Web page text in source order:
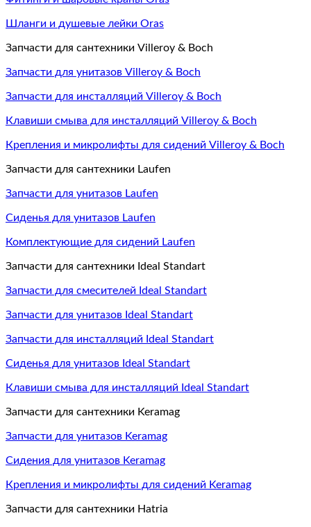
Шланги и душевые лейки Oras
Запчасти для сантехники Villeroy & Boch
Запчасти для унитазов Villeroy & Boch
Запчасти для инсталляций Villeroy & Boch
Клавиши смыва для инсталляций Villeroy & Boch
Крепления и микролифты для сидений Villeroy & Boch
Запчасти для сантехники Laufen
Запчасти для унитазов Laufen
Сиденья для унитазов Laufen
Комплектующие для сидений Laufen
Запчасти для сантехники Ideal Standart
Запчасти для смесителей Ideal Standart
Запчасти для унитазов Ideal Standart
Запчасти для инсталляций Ideal Standart
Сиденья для унитазов Ideal Standart
Клавиши смыва для инсталляций Ideal Standart
Запчасти для сантехники Keramag
Запчасти для унитазов Keramag
Сидения для унитазов Keramag
Крепления и микролифты для сидений Keramag
Запчасти для сантехники Hatria